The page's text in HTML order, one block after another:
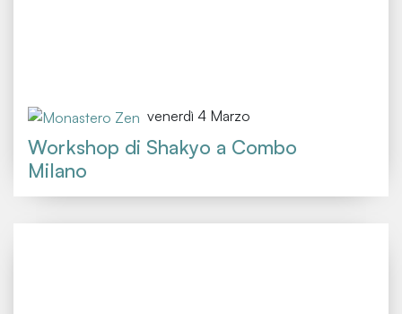
venerdì 4 Marzo
Workshop di Shakyo a Combo
Milano